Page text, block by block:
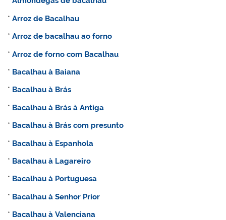
*Arroz de Bacalhau
*Arroz de bacalhau ao forno
*Arroz de forno com Bacalhau
* Bacalhau à Baiana
* Bacalhau à Brás
* Bacalhau à Brás à Antiga
* Bacalhau à Brás com presunto
* Bacalhau à Espanhola
* Bacalhau à Lagareiro
* Bacalhau à Portuguesa
* Bacalhau à Senhor Prior
* Bacalhau à Valenciana